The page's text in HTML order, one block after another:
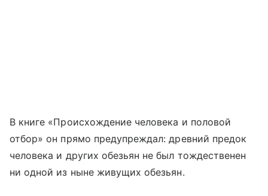
В книге «Происхождение человека и половой
отбор» он прямо предупреждал: древний предок
человека и других обезьян не был тождественен
ни одной из ныне живущих обезьян.